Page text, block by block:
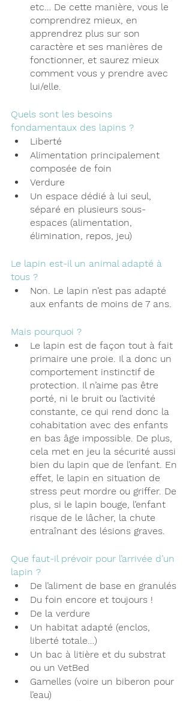
etc… De cette manière, vous le
comprendrez mieux, en
apprendrez plus sur son
caractère et ses manières de
fonctionner, et saurez mieux
comment vous y prendre avec
lui/elle.
Quels sont les besoins
fondamentaux des lapins ?
Liberté
Alimentation principalement
composée de foin
Verdure
Un espace dédié à lui seul,
séparé en plusieurs sous-
espaces (alimentation,
élimination, repos, jeu)
Le lapin est-il un animal adapté à
tous ?
Non. Le lapin n’est pas adapté
aux enfants de moins de 7 ans.
Mais pourquoi ?
Le lapin est de façon tout à fait
primaire une proie. Il a donc un
comportement instinctif de
protection. Il n’aime pas être
porté, ni le bruit ou l’activité
constante, ce qui rend donc la
cohabitation avec des enfants
en bas âge impossible. De plus,
cela met en jeu la sécurité aussi
bien du lapin que de l’enfant. En
effet, le lapin en situation de
stress peut mordre ou griffer. De
plus, si le lapin bouge, l’enfant
risque de le lâcher, la chute
entraînant des lésions graves.
Que faut-il prévoir pour l’arrivée d’un
lapin ?
De l’aliment de base en granulés
Du foin encore et toujours !
De la verdure
Un habitat adapté (enclos,
liberté totale…)
Un bac à litière et du substrat
ou un VetBed
Gamelles (voire un biberon pour
l’eau)